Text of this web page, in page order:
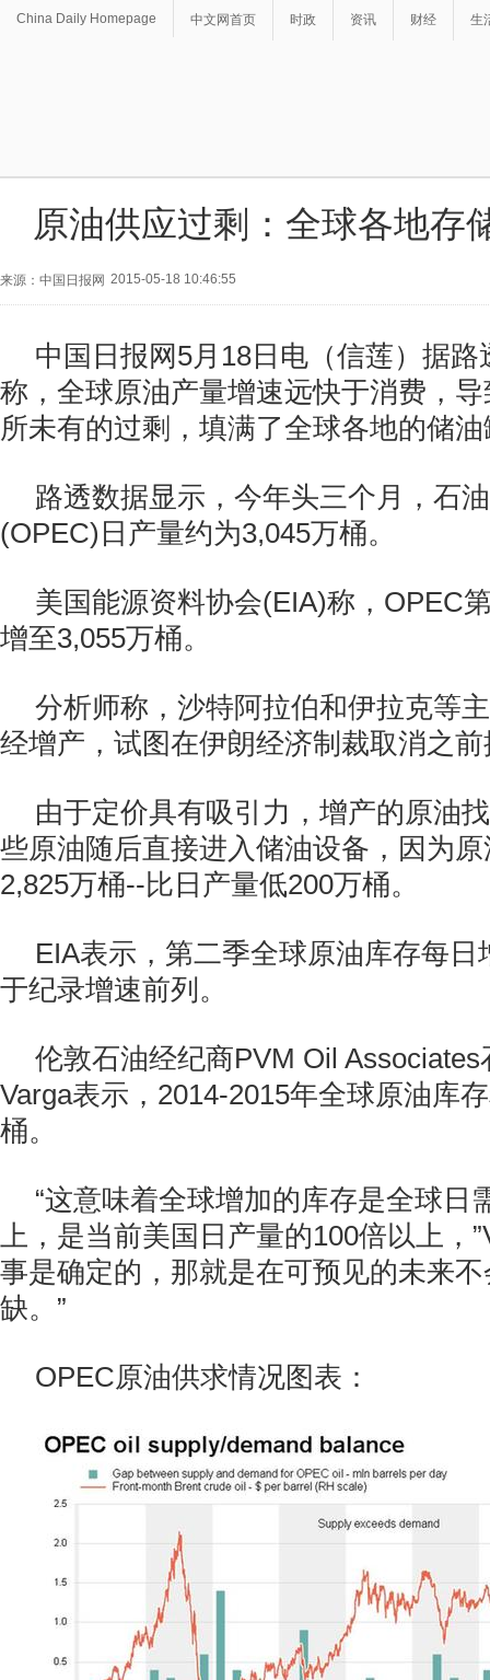
China Daily Homepage 中文网首页 时政 资讯 财经 生
原油供应过剩：全球各地存
来源：中国日报网 2015-05-18 10:46:55
中国日报网5月18日电（信莲）据
称，全球原油产量增速远快于消费，
所未有的过剩，填满了全球各地的储
路透数据显示，今年头三个月，石
(OPEC)日产量约为3,045万桶。
美国能源资料协会(EIA)称，OPEC
增至3,055万桶。
分析师称，沙特阿拉伯和伊拉克等
经增产，试图在伊朗经济制裁取消之
由于定价具有吸引力，增产的原油
些原油随后直接进入储油设备，因为
2,825万桶--比日产量低200万桶。
EIA表示，第二季全球原油库存每日
于纪录增速前列。
伦敦石油经纪商PVM Oil
Varga表示，2014-2015年全球原油库
桶。
“这意味着全球增加的库存是全球日
上，是当前美国日产量的100倍以上，
事是确定的，那就是在可预见的未来
缺。”
OPEC原油供求情况图表：